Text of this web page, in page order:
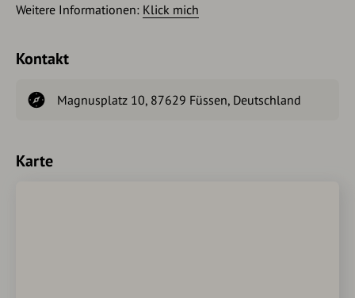
Weitere Informationen: Klick mich
Kontakt
Magnusplatz 10, 87629 Füssen, Deutschland
Karte